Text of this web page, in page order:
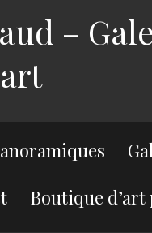
–
Boutique d’art